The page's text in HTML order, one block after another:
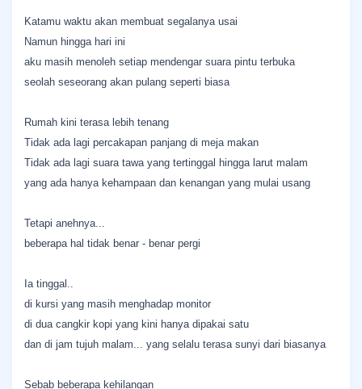
Katamu waktu akan membuat segalanya usai
Namun hingga hari ini
aku masih menoleh setiap mendengar suara pintu terbuka
seolah seseorang akan pulang seperti biasa
Rumah kini terasa lebih tenang
Tidak ada lagi percakapan panjang di meja makan
Tidak ada lagi suara tawa yang tertinggal hingga larut malam
yang ada hanya kehampaan dan kenangan yang mulai usang
Tetapi anehnya...
beberapa hal tidak benar - benar pergi
Ia tinggal..
di kursi yang masih menghadap monitor
di dua cangkir kopi yang kini hanya dipakai satu
dan di jam tujuh malam... yang selalu terasa sunyi dari biasanya
Sebab beberapa kehilangan